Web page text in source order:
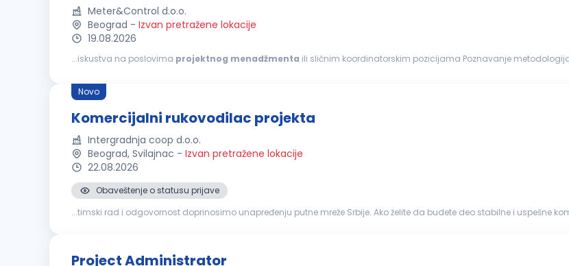
Meter&Control d.o.o.
Beograd - Izvan pretražene lokacije
19.08.2026
...iskustva na poslovima projektnog menadžmenta ili sličnim koordinatorskim pozicijama Poznavanje
Novo
Komercijalni rukovodilac projekta
Intergradnja coop d.o.o.
Beograd, Svilajnac - Izvan pretražene lokacije
22.08.2026
Obaveštenje o statusu prijave
...timski rad i odgovornost doprinosimo unapređenju putne mreže Srbije. Ako želite da budete deo stabilne i uspešne
Project Administrator